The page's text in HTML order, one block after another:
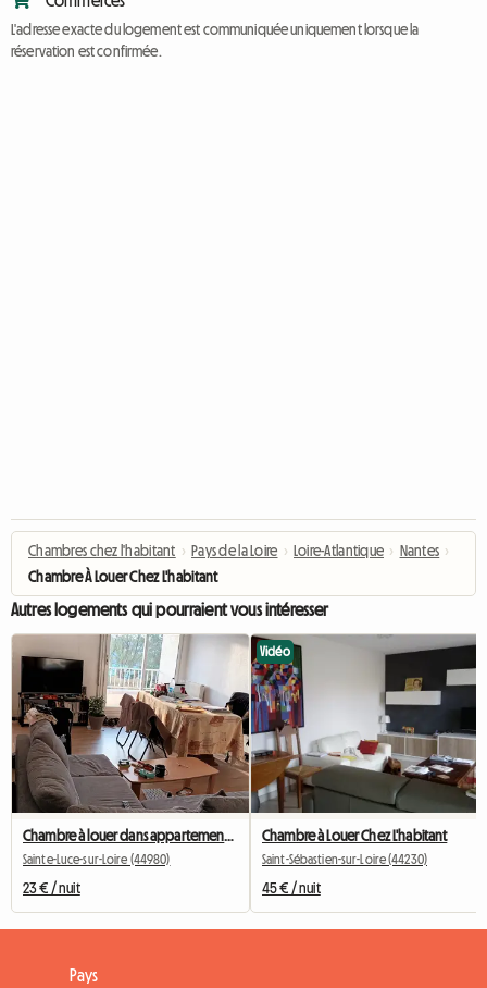
L'adresse exacte du logement est communiquée uniquement lorsque la
réservation est confirmée.
Chambres chez l'habitant › Pays de la Loire › Loire-Atlantique › Nantes ›
Chambre À Louer Chez L'habitant
Autres logements qui pourraient vous intéresser
Sainte-Luce-sur-Loire (44980)
23 € / nuit
Vidéo
Chambre à Louer Chez L'habitant
Saint-Sébastien-sur-Loire (44230)
45 € / nuit
Pays